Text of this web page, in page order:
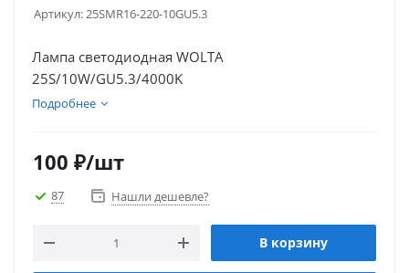
Артикул:25SMR16-220-10GU5.3
Лампа светодиодная WOLTA
25S/10W/GU5.3/4000K
Подробнее
100 ₽/шт
87 Нашли дешевле?
В корзину